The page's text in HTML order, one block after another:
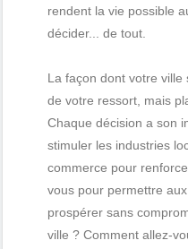
rendent la vie possible
décider... de tout.
La façon dont votre
de votre ressort, mais
Chaque décision a son
stimuler les industries
commerce pour
vous pour permettre
prospérer sans
ville ? Comment allez-